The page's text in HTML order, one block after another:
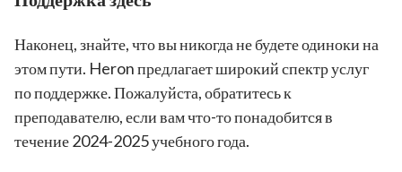
Наконец, знайте, что вы никогда не будете одиноки на
этом пути. Heron предлагает широкий спектр услуг
по поддержке. Пожалуйста, обратитесь к
преподавателю, если вам что-то понадобится в
течение 2024-2025 учебного года.